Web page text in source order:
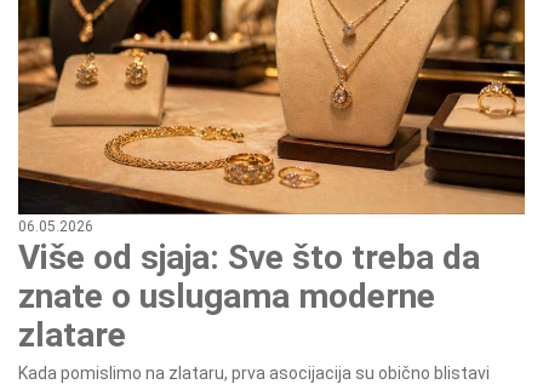
06.05.2026
Više od sjaja: Sve što treba da
znate o uslugama moderne
zlatare
Kada pomislimo na zlataru, prva asocijacija su obično blistavi